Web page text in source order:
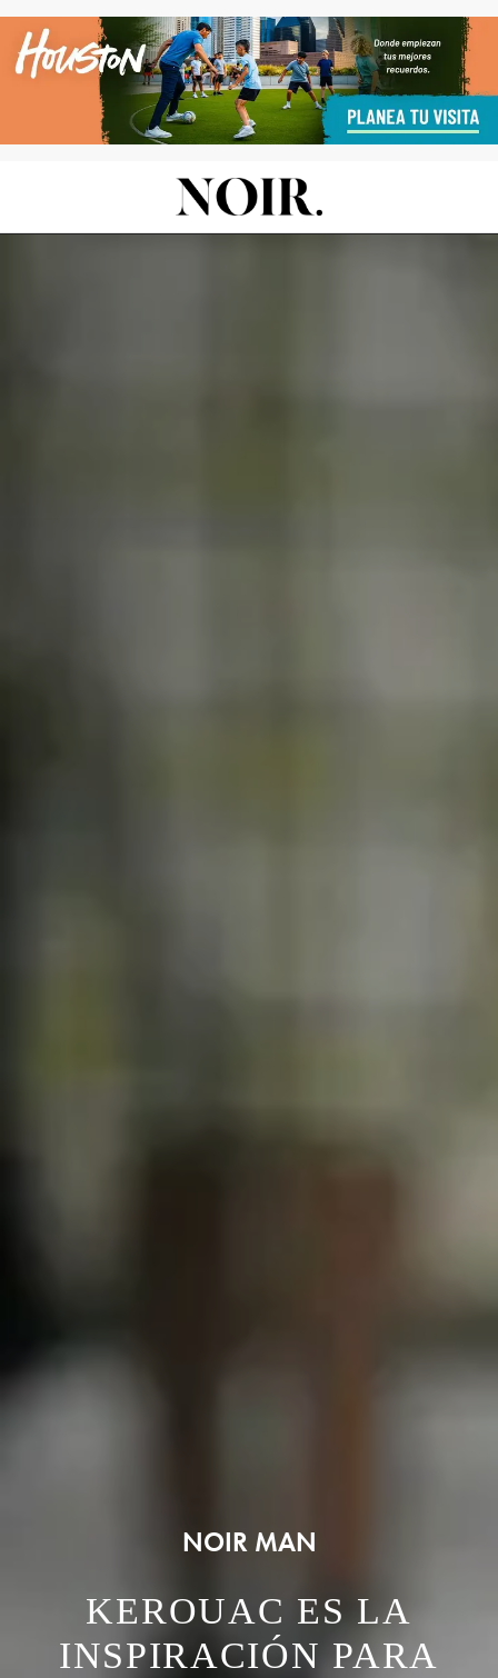
NOIR MAN
KEROUAC ES LA
INSPIRACIÓN PARA